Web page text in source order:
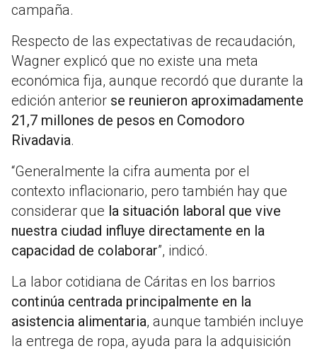
campaña.
Respecto de las expectativas de recaudación,
Wagner explicó que no existe una meta
económica fija, aunque recordó que durante la
edición anterior se reunieron aproximadamente
21,7 millones de pesos en Comodoro
Rivadavia.
“Generalmente la cifra aumenta por el
contexto inflacionario, pero también hay que
considerar que la situación laboral que vive
nuestra ciudad influye directamente en la
capacidad de colaborar”, indicó.
La labor cotidiana de Cáritas en los barrios
continúa centrada principalmente en la
asistencia alimentaria, aunque también incluye
la entrega de ropa, ayuda para la adquisición